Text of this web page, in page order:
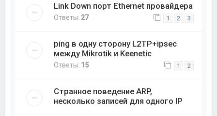
Link Down порт Ethernet провайдера
Ответы: 27 1 2 3
ping в одну сторону L2TP+ipsec
между Mikrotik и Keenetic
Ответы: 15 1 2
Странное поведение ARP,
несколько записей для одного IP